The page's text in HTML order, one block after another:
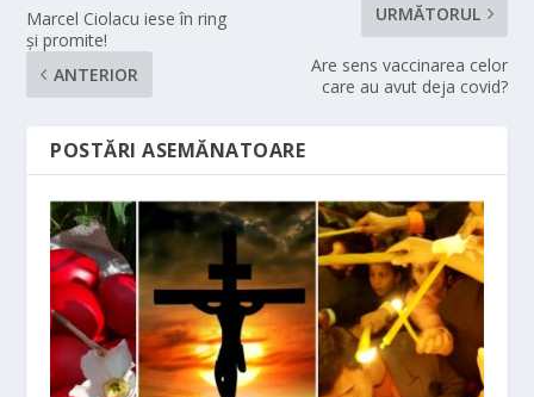
Marcel Ciolacu iese în ring
şi promite!
ANTERIOR
URMĂTORUL
Are sens vaccinarea celor
care au avut deja covid?
POSTĂRI ASEMĂNATOARE